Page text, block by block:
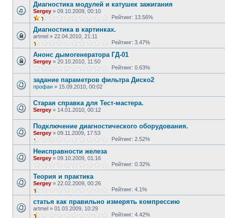
Диагностика модулей и катушек зажигания
Sergey » 09.10.2009, 00:10
Рейтинг: 13.56%
Диагностика в картинках.
artmel » 22.04.2010, 21:11
Рейтинг: 3.47%
Анонс дымогенератора ГД-01
Sergey » 20.10.2010, 11:50
Рейтинг: 0.63%
задание параметров фильтра Диско2
профан » 15.09.2010, 00:02
Старая справка для Тест-мастера.
Sergey » 14.01.2010, 00:12
Подключение диагностического оборудования.
Sergey » 09.11.2009, 17:53
Рейтинг: 2.52%
Неисправности железа
Sergey » 09.10.2009, 01:16
Рейтинг: 0.32%
Теория и практика
Sergey » 22.02.2009, 00:26
Рейтинг: 4.1%
статья как правильно измерять компрессию
artmel » 01.03.2009, 10:29
Рейтинг: 4.42%